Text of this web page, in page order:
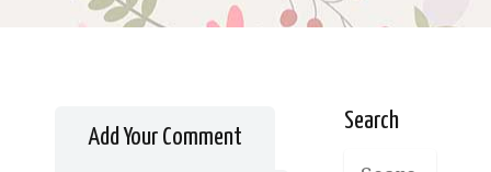
Add Your Comment
Search